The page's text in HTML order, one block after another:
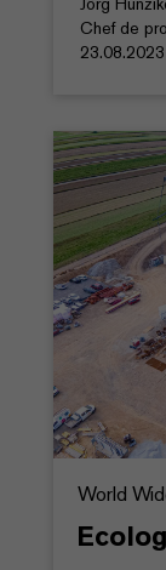
Chef de
23.08.2023
World